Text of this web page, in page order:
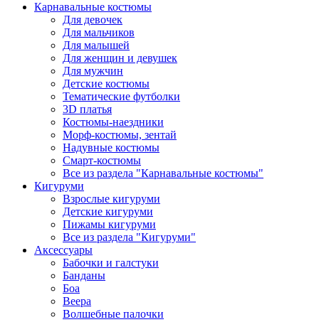
Карнавальные костюмы
Для девочек
Для мальчиков
Для малышей
Для женщин и девушек
Для мужчин
Детские костюмы
Тематические футболки
3D платья
Костюмы-наездники
Морф-костюмы, зентай
Надувные костюмы
Смарт-костюмы
Все из раздела "Карнавальные костюмы"
Кигуруми
Взрослые кигуруми
Детские кигуруми
Пижамы кигуруми
Все из раздела "Кигуруми"
Аксессуары
Бабочки и галстуки
Банданы
Боа
Веера
Волшебные палочки